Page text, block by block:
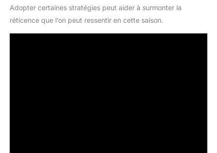
Adopter certaines stratégies peut aider à surmonter la
réticence que l’on peut ressentir en cette saison.